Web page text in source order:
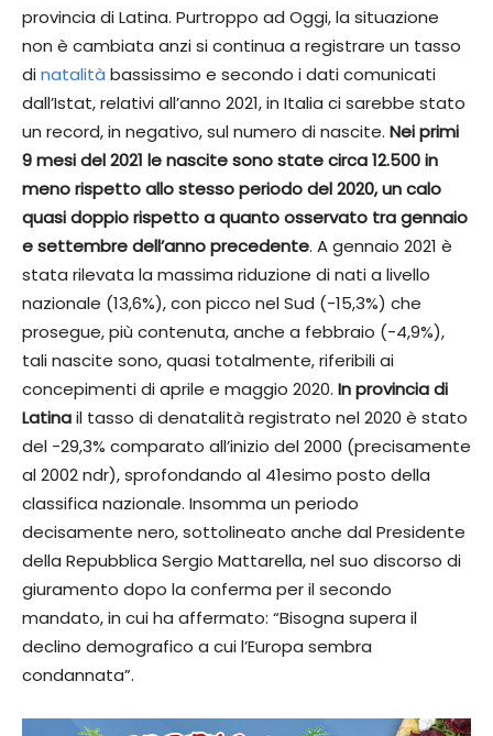
provincia di Latina. Purtroppo ad Oggi, la situazione
non è cambiata anzi si continua a registrare un tasso
dinatalità bassissimo e secondo i dati comunicati
dall’Istat, relativi all’anno 2021, in Italia ci sarebbe stato
un record, in negativo, sul numero di nascite. Nei primi
9 mesi del 2021 le nascite sono state circa 12.500 in
meno rispetto allo stesso periodo del 2020, un calo
quasi doppio rispetto a quanto osservato tra gennaio
e settembre dell’anno precedente. A gennaio 2021 è
stata rilevata la massima riduzione di nati a livello
nazionale (13,6%), con picco nel Sud (-15,3%) che
prosegue, più contenuta, anche a febbraio (-4,9%),
tali nascite sono, quasi totalmente, riferibili ai
concepimenti di aprile e maggio 2020. In provincia di
Latinail tasso di denatalità registrato nel 2020 è stato
del -29,3% comparato all’inizio del 2000 (precisamente
al 2002 ndr), sprofondando al 41esimo posto della
classifica nazionale. Insomma un periodo
decisamente nero, sottolineato anche dal Presidente
della Repubblica Sergio Mattarella, nel suo discorso di
giuramento dopo la conferma per il secondo
mandato, in cui ha affermato: “Bisogna supera il
declino demografico a cui l’Europa sembra
condannata”.